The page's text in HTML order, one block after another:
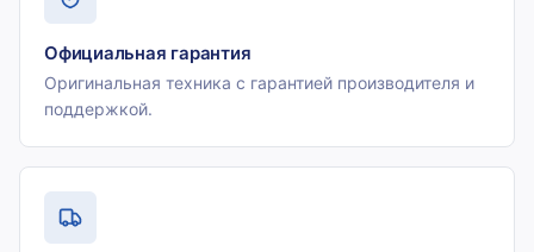
Официальная гарантия
Оригинальная техника с гарантией производителя и
поддержкой.